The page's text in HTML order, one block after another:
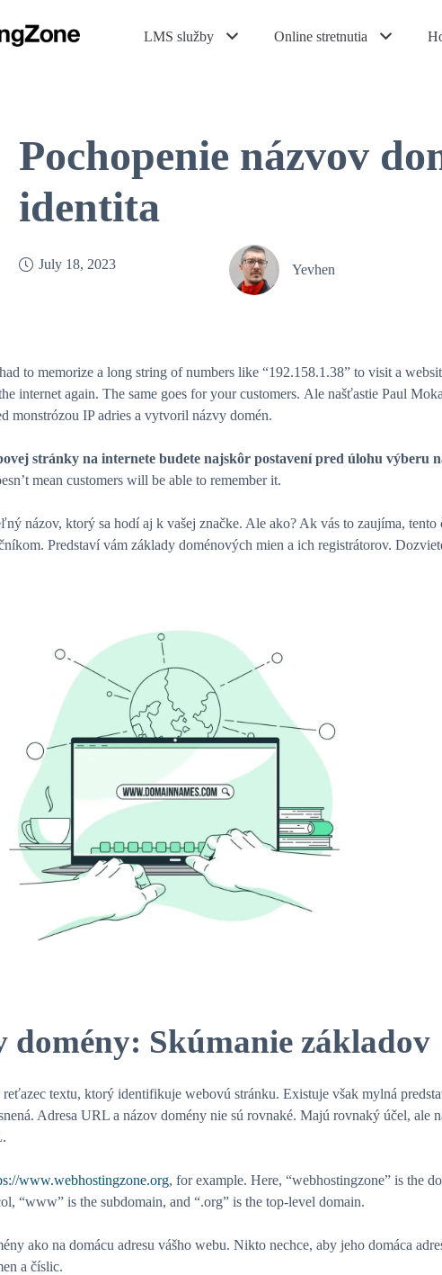
LMS služby Online stretnutia
Pochopenie názvov
identita
July 18, 2023 Yevhen
to memorize a long string of numbers like “192.158.1.38” to visit a
internet again. The same goes for your customers. Ale našťastie Paul
monstrózou IP adries a vytvoril názvy domén.
stránky na internete budete najskôr postavení pred úlohu výberu
mean customers will be able to remember it.
názov, ktorý sa hodí aj k vašej značke. Ale ako? Ak vás to zaujíma, tento
Predstaví vám základy doménových mien a ich registrátorov.
domény: Skúmanie základov
textu, ktorý identifikuje webovú stránku. Existuje však mylná
Adresa URL a názov domény nie sú rovnaké. Majú rovnaký účel, ale
www.webhostingzone.org, for example. Here, “webhostingzone” is the
“www” is the subdomain, and “.org” is the top-level domain.
ako na domácu adresu vášho webu. Nikto nechce, aby jeho domáca
a číslic.